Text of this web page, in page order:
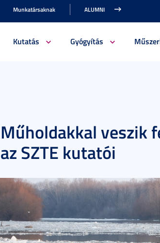
Munkatársaknak ALUMNI
Kutatás Gyógyítás
Műholdakkal veszik
az SZTE kutatói